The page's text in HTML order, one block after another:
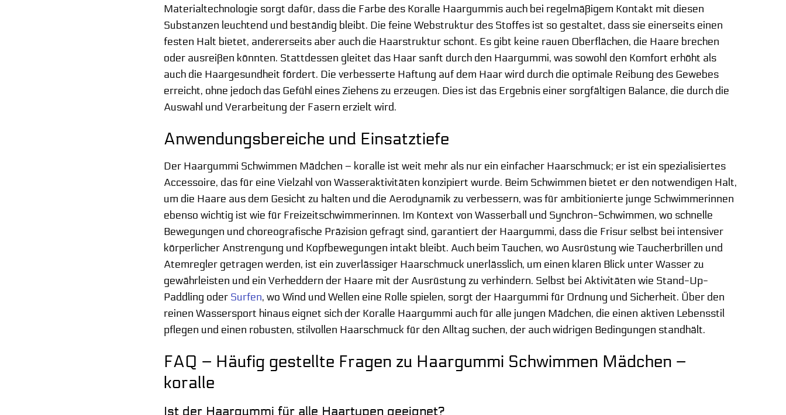
Materialtechnologie sorgt dafür, dass die Farbe des Koralle Haargummis auch bei regelmäßigem Kontakt mit diesen
Substanzen leuchtend und beständig bleibt. Die feine Webstruktur des Stoffes ist so gestaltet, dass sie einerseits einen
festen Halt bietet, andererseits aber auch die Haarstruktur schont. Es gibt keine rauen Oberflächen, die Haare brechen
oder ausreißen könnten. Stattdessen gleitet das Haar sanft durch den Haargummi, was sowohl den Komfort erhöht als
auch die Haargesundheit fördert. Die verbesserte Haftung auf dem Haar wird durch die optimale Reibung des Gewebes
erreicht, ohne jedoch das Gefühl eines Ziehens zu erzeugen. Dies ist das Ergebnis einer sorgfältigen Balance, die durch die
Auswahl und Verarbeitung der Fasern erzielt wird.
Anwendungsbereiche und Einsatztiefe
Der Haargummi Schwimmen Mädchen – koralle ist weit mehr als nur ein einfacher Haarschmuck; er ist ein spezialisiertes
Accessoire, das für eine Vielzahl von Wasseraktivitäten konzipiert wurde. Beim Schwimmen bietet er den notwendigen Halt,
um die Haare aus dem Gesicht zu halten und die Aerodynamik zu verbessern, was für ambitionierte junge Schwimmerinnen
ebenso wichtig ist wie für Freizeitschwimmerinnen. Im Kontext von Wasserball und Synchron-Schwimmen, wo schnelle
Bewegungen und choreografische Präzision gefragt sind, garantiert der Haargummi, dass die Frisur selbst bei intensiver
körperlicher Anstrengung und Kopfbewegungen intakt bleibt. Auch beim Tauchen, wo Ausrüstung wie Taucherbrillen und
Atemregler getragen werden, ist ein zuverlässiger Haarschmuck unerlässlich, um einen klaren Blick unter Wasser zu
gewährleisten und ein Verheddern der Haare mit der Ausrüstung zu verhindern. Selbst bei Aktivitäten wie Stand-Up-
Paddling oder Surfen, wo Wind und Wellen eine Rolle spielen, sorgt der Haargummi für Ordnung und Sicherheit. Über den
reinen Wassersport hinaus eignet sich der Koralle Haargummi auch für alle jungen Mädchen, die einen aktiven Lebensstil
pflegen und einen robusten, stilvollen Haarschmuck für den Alltag suchen, der auch widrigen Bedingungen standhält.
FAQ – Häufig gestellte Fragen zu Haargummi Schwimmen Mädchen –
koralle
Ist der Haargummi für alle Haartypen geeignet?